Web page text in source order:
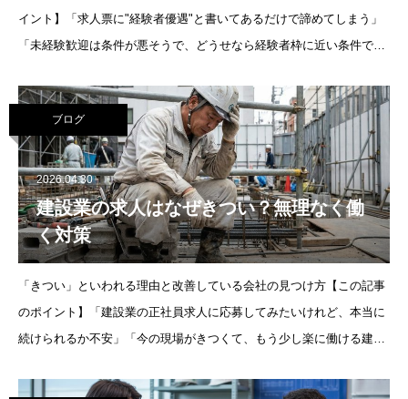
イント】「求人票に"経験者優遇"と書いてあるだけで諦めてしまう」
「未経験歓迎は条件が悪そうで、どうせなら経験者枠に近い条件で入
づくための現
ブログ
2026.04.30
建設業の求人はなぜきつい？無理なく働
く対策
「きつい」といわれる理由と改善している会社の見つけ方【この記事
のポイント】「建設業の正社員求人に応募してみたいけれど、本当に
続けられるか不安」「今の現場がきつくて、もう少し楽に働ける建設
と、無理なく働け